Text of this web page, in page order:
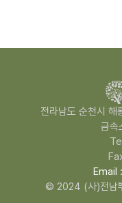
전라남도 순천시 해
금속
Email
© 2024 (사)전남